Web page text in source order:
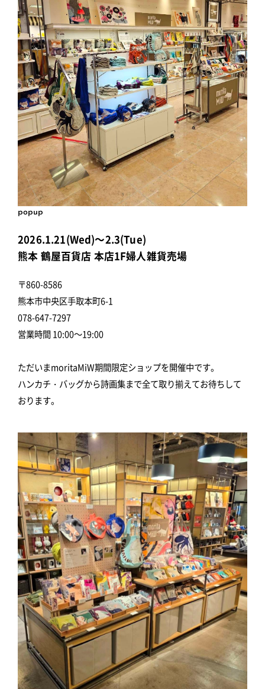
popup
2026.1.21(Wed)～2.3(Tue)
熊本 鶴屋百貨店 本店1F婦人雑貨売場
〒860-8586
熊本市中央区手取本町6-1
078-647-7297
営業時間 10:00～19:00
ただいまmoritaMiW期間限定ショップを開催中です。
ハンカチ・バッグから詩画集まで全て取り揃えてお待ちして
おります。